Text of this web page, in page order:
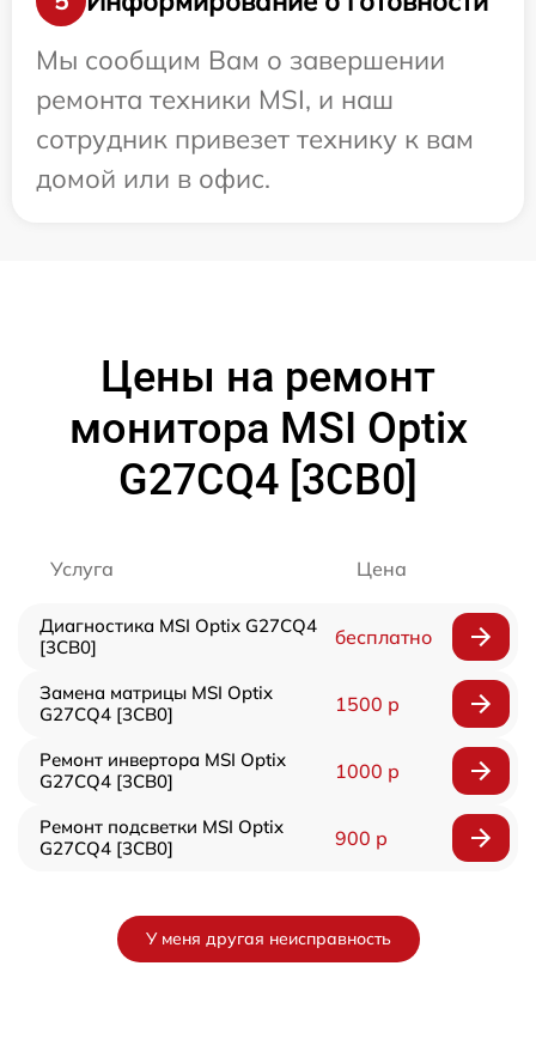
Мы сообщим Вам о завершении
ремонта техники MSI, и наш
сотрудник привезет технику к вам
домой или в офис.
Цены на ремонт
монитора MSI Optix
G27CQ4 [3CB0]
Услуга Цена
Диагностика MSI Optix G27CQ4
[3CB0]
бесплатно
Замена матрицы MSI Optix
G27CQ4 [3CB0]
1500 р
Ремонт инвертора MSI Optix
G27CQ4 [3CB0]
1000 р
Ремонт подсветки MSI Optix
G27CQ4 [3CB0]
900 р
У меня другая неисправность